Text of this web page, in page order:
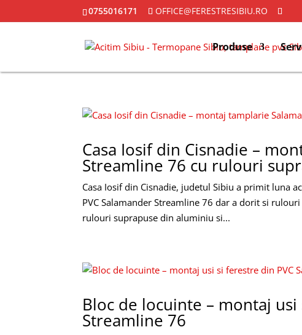
0755016171 OFFICE@FERESTRESIBIU.RO
Produse
Casa Iosif din Cisnadie –
Streamline 76 cu rulouri
Casa Iosif din Cisnadie, judetul Sibiu a primit luna
PVC Salamander Streamline 76 dar a dorit si
rulouri suprapuse din aluminiu si...
Bloc de locuinte – montaj
Streamline 76